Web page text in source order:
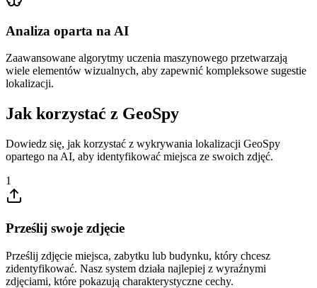
Analiza oparta na AI
Zaawansowane algorytmy uczenia maszynowego przetwarzają
wiele elementów wizualnych, aby zapewnić kompleksowe sugestie
lokalizacji.
Jak korzystać z GeoSpy
Dowiedz się, jak korzystać z wykrywania lokalizacji GeoSpy
opartego na AI, aby identyfikować miejsca ze swoich zdjęć.
1
Prześlij swoje zdjęcie
Prześlij zdjęcie miejsca, zabytku lub budynku, który chcesz
zidentyfikować. Nasz system działa najlepiej z wyraźnymi
zdjęciami, które pokazują charakterystyczne cechy.